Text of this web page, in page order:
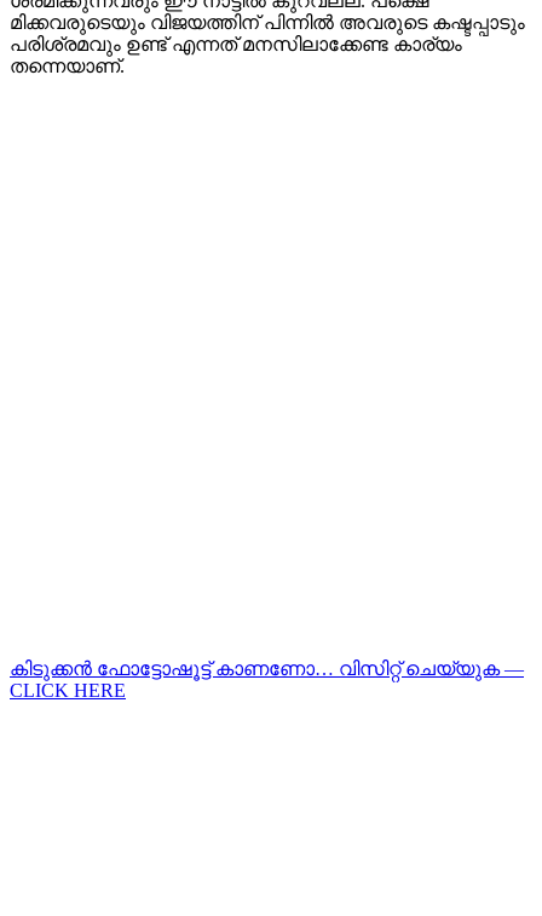
മിക്കവരുടെയും വിജയത്തിന് പിന്നില്‍ അവരുടെ കഷ്ടപ്പാടും
പരിശ്രമവും ഉണ്ട് എന്നത് മനസിലാക്കേണ്ട കാര്യം
തന്നെയാണ്.
കിടുക്കന്‍ ഫോട്ടോഷൂട്ട്‌ കാണണോ… വിസിറ്റ് ചെയ്യുക —
CLICK HERE